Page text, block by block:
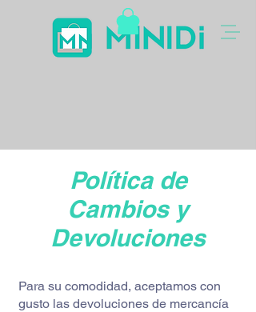
Política de
Cambios y
Devoluciones
Para su comodidad, aceptamos con
gusto las devoluciones de mercancía